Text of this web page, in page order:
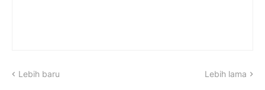
Lebih baru Lebih lama